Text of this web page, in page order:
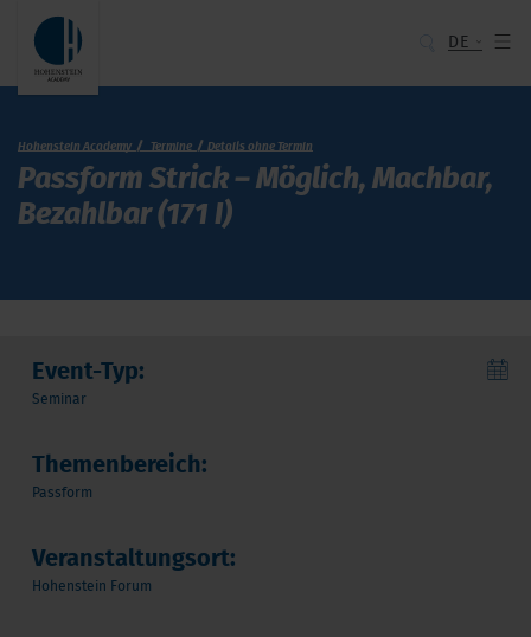
DE
Hohenstein Academy Termine Details ohne Termin
Passform Strick – Möglich, Machbar,
Bezahlbar (171 I)
Event-Typ:
Seminar
Themenbereich:
Passform
Veranstaltungsort:
Hohenstein Forum